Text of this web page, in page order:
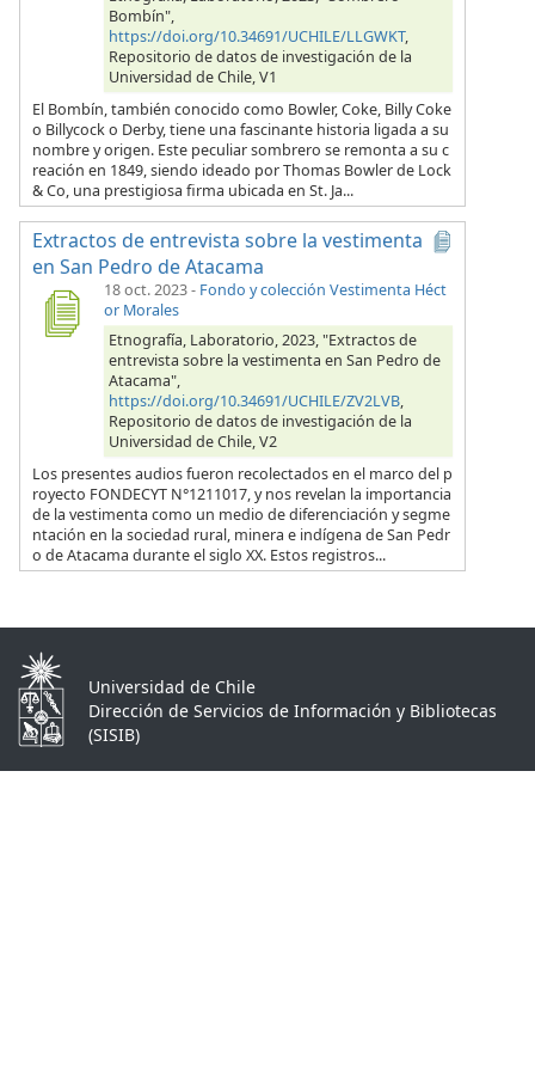
Bombín",
https://doi.org/10.34691/UCHILE/LLGWKT,
Repositorio de datos de investigación de la
Universidad de Chile, V1
El Bombín, también conocido como Bowler, Coke, Billy Coke
o Billycock o Derby, tiene una fascinante historia ligada a su
nombre y origen. Este peculiar sombrero se remonta a su c
reación en 1849, siendo ideado por Thomas Bowler de Lock
& Co, una prestigiosa firma ubicada en St. Ja...
Extractos de entrevista sobre la vestimenta
en San Pedro de Atacama
18 oct. 2023- Fondo y colección Vestimenta Héct
or Morales
Etnografía, Laboratorio, 2023, "Extractos de
entrevista sobre la vestimenta en San Pedro de
Atacama",
https://doi.org/10.34691/UCHILE/ZV2LVB,
Repositorio de datos de investigación de la
Universidad de Chile, V2
Los presentes audios fueron recolectados en el marco del p
royecto FONDECYT N°1211017, y nos revelan la importancia
de la vestimenta como un medio de diferenciación y segme
ntación en la sociedad rural, minera e indígena de San Pedr
o de Atacama durante el siglo XX. Estos registros...
Universidad de Chile
Dirección de Servicios de Información y Bibliotecas
(SISIB)